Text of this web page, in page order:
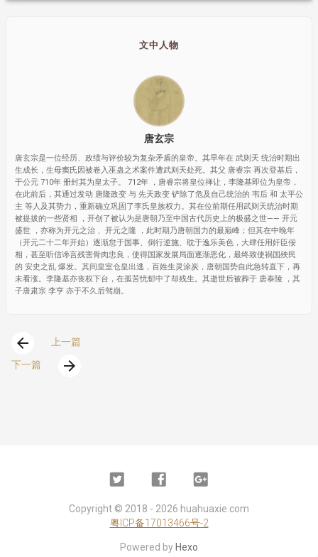
文中人物
唐玄宗
唐玄宗是一位经历、政绩与评价较为复杂矛盾的皇帝。其早年在 武则天 统治时期出
生成长，生母窦氏因被卷入巫蛊之术案件遭武则天处死。其父 唐睿宗 再次登基后，
于公元 710年 册封其为皇太子。 712年 ，唐睿宗将皇位禅让，李隆基即位为皇帝，
在此前后，其通过发动 唐隆政变 与 先天政变 铲除了危及自己统治的 韦后 和 太平公
主 等人及其势力，重新确立巩固了李氏皇族权力。其在位前期任用武则天统治时期
被提拔的一些贤相 ，开创了被认为是唐朝乃至中国古代历史上的极盛之世—— 开元
盛世 ，亦称为开元之治 、开元之隆 ，此时期乃唐朝国力的最巅峰；但其在中晚年
（开元二十二年开始）逐渐怠于国事、倒行逆施、耽于逸乐美色，大肆任用奸臣佞
相，甚至听信谗言残害骨肉忠良，使得国家发展局面逐渐恶化，最终致使祸国殃民
的 安史之乱 爆发。其间皇室仓皇出逃，百姓生灵涂炭，唐朝国势自此急转直下，再
未看涨。李隆基亦丧权下台，在孤苦忧郁中了却残生。其逝世后被葬于 唐泰陵 ，其
子唐肃宗 李亨 亦于不久后驾崩。
arrow_back
上一篇
下一篇
arrow_forward
Twitter FacebookGoogle
Copyright © 2018 - 2026 huahuaxie.com
粤ICP备17013466号-2
Powered by Hexo